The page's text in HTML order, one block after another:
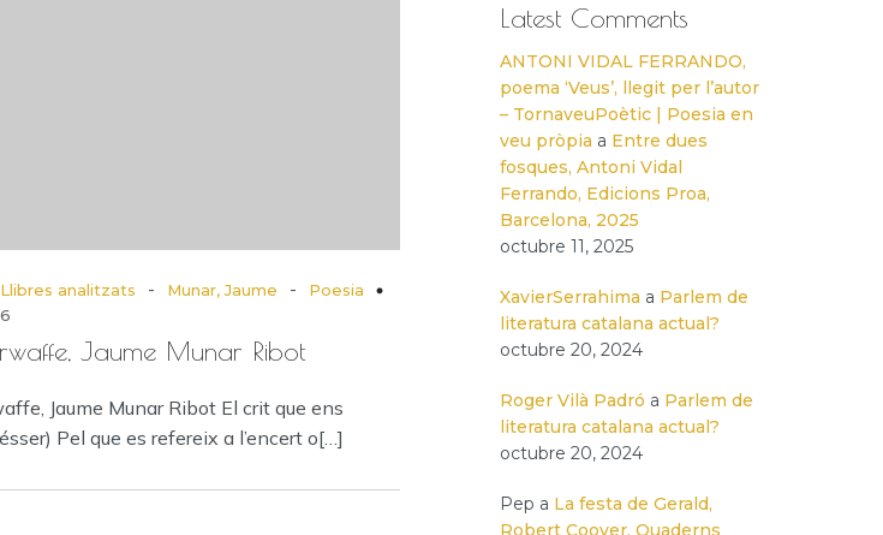
Llibres analitzats - Munar, Jaume -
Poesia
Jaume Munar Ribot
Jaume Munar Ribot El crit que ens
Pel que es refereix a l’encert o[…]
Latest Comments
ANTONI VIDAL FERRANDO,
poema ‘Veus’, llegit per l’autor
– TornaveuPoètic | Poesia en
veu pròpia a Entre dues
fosques, Antoni Vidal
Ferrando, Edicions Proa,
Barcelona, 2025
octubre 11, 2025
XavierSerrahima a Parlem de
literatura catalana actual?
octubre 20, 2024
Roger Vilà Padró a Parlem de
literatura catalana actual?
octubre 20, 2024
Pep a La festa de Gerald,
Robert Coover, Quaderns